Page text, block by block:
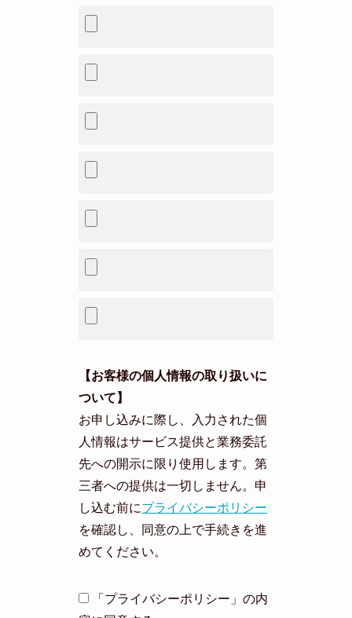
【お客様の個人情報の取り扱いに
ついて】
お申し込みに際し、入力された個
人情報はサービス提供と業務委託
先への開示に限り使用します。第
三者への提供は一切しません。申
し込む前にプライバシーポリシー
を確認し、同意の上で手続きを進
めてください。
「プライバシーポリシー」の内